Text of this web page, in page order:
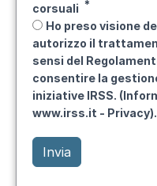
corsuali
Ho preso visione
autorizzo il
sensi del
consentire la
iniziative IRSS.
www.irss.it - Privacy).